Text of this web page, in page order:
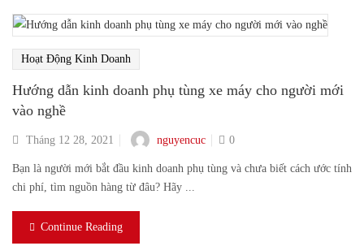
Hoạt Động Kinh Doanh
Hướng dẫn kinh doanh phụ tùng xe máy cho người mới
vào nghề
Tháng 12 28, 2021 nguyencuc 0
Bạn là người mới bắt đầu kinh doanh phụ tùng và chưa biết cách ước tính
chi phí, tìm nguồn hàng từ đâu? Hãy ...
Continue Reading